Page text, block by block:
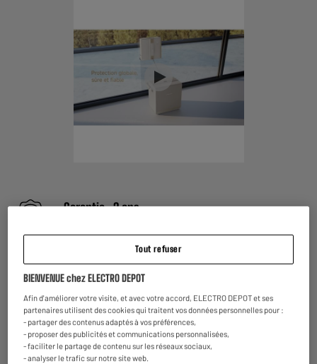
Garantie :2 ans
Reprise de votre ancien appareil
C'estgratuit !En savoir +
ELECTROSÛR
Une assurance à vie à partir de6€/moispour couvrir les
appareils de votre foyer achetés chez nous ou ailleurs.
En savoir +
Tout refuser
BIENVENUE chez ELECTRO DEPOT
Afin d'améliorer votre visite, et avec votre accord, ELECTRO DEPOT et ses
partenaires utilisent des cookies qui traitent vos données personnelles pour :
- partager des contenus adaptés à vos préférences,
- proposer des publicités et communications personnalisées,
- faciliter le partage de contenu sur les réseaux sociaux,
- analyser le trafic sur notre site web.